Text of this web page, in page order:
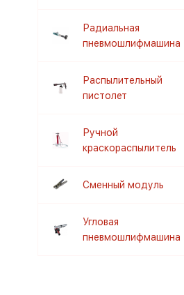
Радиальная
пневмошлифмашина
Распылительный
пистолет
Ручной
краскораспылитель
Сменный модуль
Угловая
пневмошлифмашина